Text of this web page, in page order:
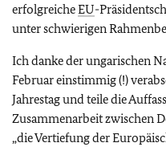
erfolgreicheEU-
unter schwierigen
Ich danke der ungarischen
Februar einstimmig (!)
Jahrestag und teile die
Zusammenarbeit zwischen
„die Vertiefung der